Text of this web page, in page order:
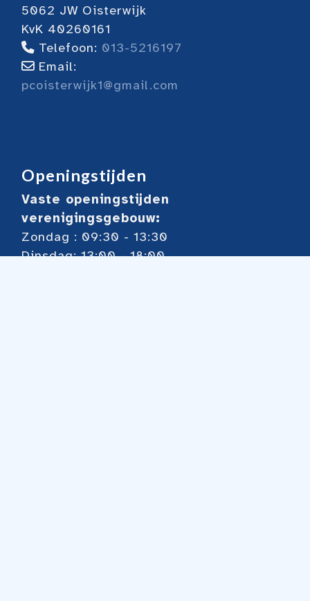
5062 JW Oisterwijk
KvK 40260161
Telefoon: 013-5216197
Email:
pcoisterwijk1@gmail.com
Openingstijden
Vaste openingstijden
verenigingsgebouw:
Zondag : 09:30 - 13:30
Dinsdag: 13:00 - 18:00